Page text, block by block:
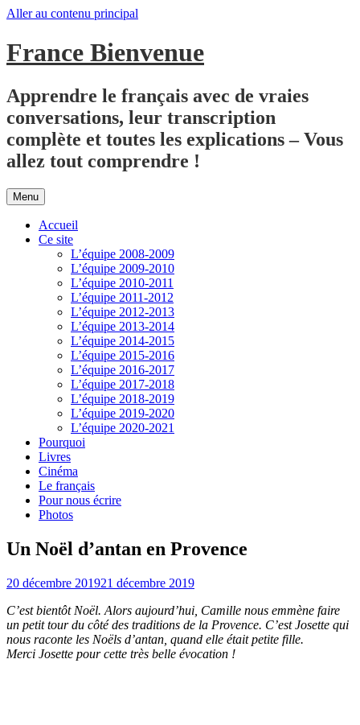
Aller au contenu principal
France Bienvenue
Apprendre le français avec de vraies
conversations, leur transcription
complète et toutes les explications – Vous
allez tout comprendre !
Menu
Accueil
Ce site
L’équipe 2008-2009
L’équipe 2009-2010
L’équipe 2010-2011
L’équipe 2011-2012
L’équipe 2012-2013
L’équipe 2013-2014
L’équipe 2014-2015
L’équipe 2015-2016
L’équipe 2016-2017
L’équipe 2017-2018
L’équipe 2018-2019
L’équipe 2019-2020
L’équipe 2020-2021
Pourquoi
Livres
Cinéma
Le français
Pour nous écrire
Photos
Un Noël d’antan en Provence
20 décembre 201921 décembre 2019
C’est bientôt Noël. Alors aujourd’hui, Camille nous emmène faire
un petit tour du côté des traditions de la Provence. C’est Josette qui
nous raconte les Noëls d’antan, quand elle était petite fille.
Merci Josette pour cette très belle évocation !